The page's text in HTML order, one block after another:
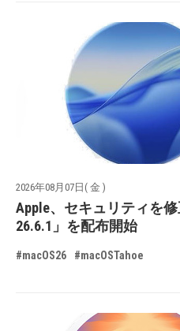
2026年08月07日( 金 )
Apple、セキュリティを修
26.6.1」を配布開始
#macOS26 #macOSTahoe